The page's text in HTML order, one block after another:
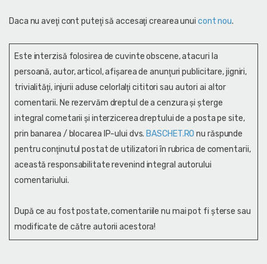
Daca nu aveţi cont puteţi să accesaţi crearea unui cont nou.
Este interzisă folosirea de cuvinte obscene, atacuri la
persoană, autor, articol, afişarea de anunţuri publicitare, jigniri,
trivialităţi, injurii aduse celorlalţi cititori sau autori ai altor
comentarii. Ne rezervăm dreptul de a cenzura și şterge
integral cometarii și interzicerea dreptului de a posta pe site,
prin banarea / blocarea IP-ului dvs. BASCHET.RO nu răspunde
pentru conţinutul postat de utilizatori în rubrica de comentarii,
această responsabilitate revenind integral autorului
comentariului.
După ce au fost postate, comentariile nu mai pot fi șterse sau
modificate de către autorii acestora!